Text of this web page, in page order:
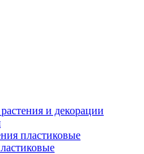
и декорации
пластиковые